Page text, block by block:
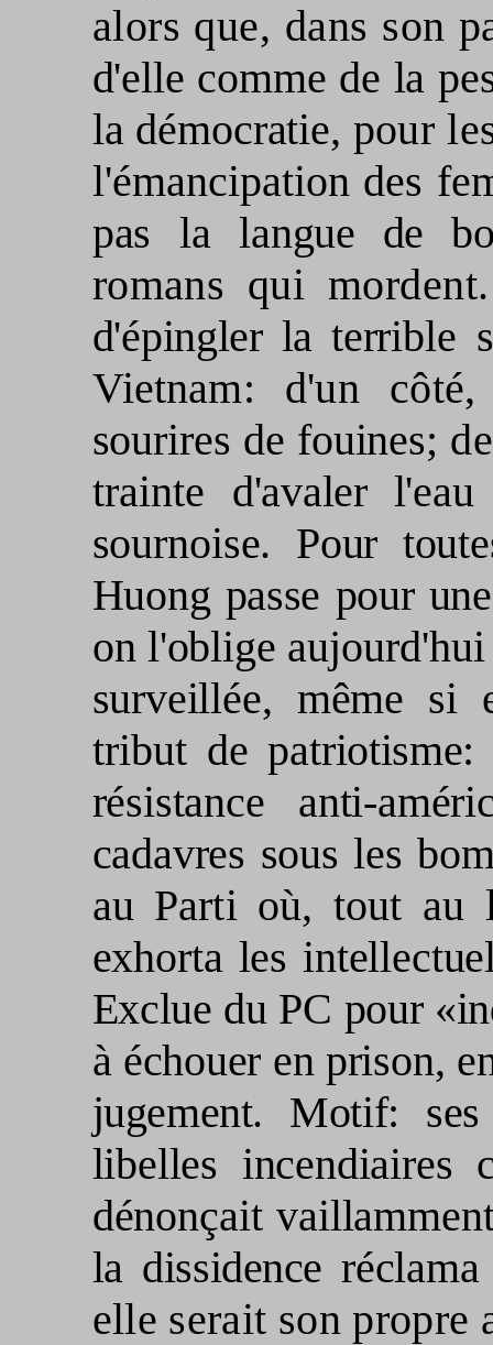
alors que, dans son
d'elle comme de la
la démocratie, pour
l'émancipation des
pas la lan­gue de
romans qui
d'épingler la terri­ble
Vietnam: d'un
sourires de fouines;
trainte d'avaler
sournoise. Pour
Huong passe pour
on l'oblige
surveillée, même
tribut de pa­
résistance anti-
cadavres sous les
au Parti où, tout au
exhorta les intel­
Exclue du PC pour
à échouer en pri­son,
jugement. Motif:
libelles incen­diaires
dénonçait
la dissidence ré­
elle serait son propre